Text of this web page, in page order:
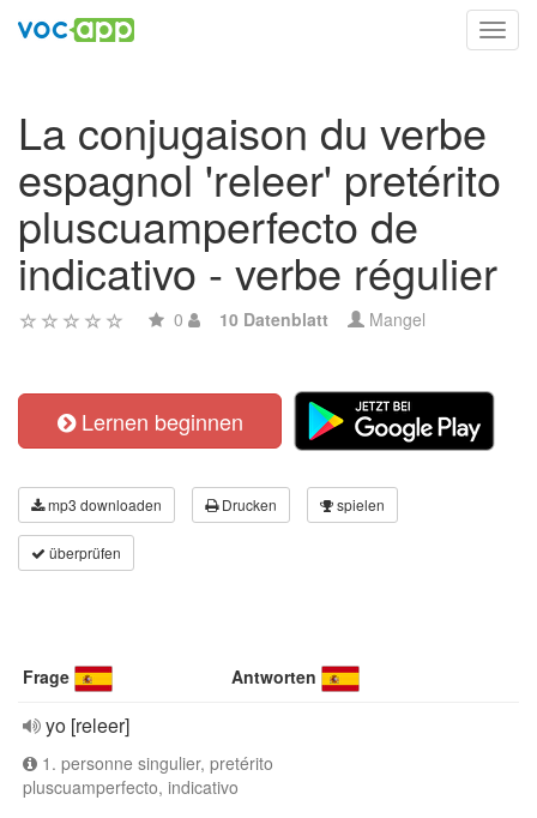
La conjugaison du verbe
espagnol 'releer' pretérito
pluscuamperfecto de
indicativo - verbe régulier
0 10 Datenblatt Mangel
Lernen beginnen
mp3 downloaden Drucken spielen
überprüfen
Frage Antworten
yo [releer]
1. personne singulier, pretérito
pluscuamperfecto, indicativo